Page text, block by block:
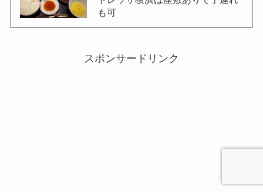
も可
スポンサードリンク